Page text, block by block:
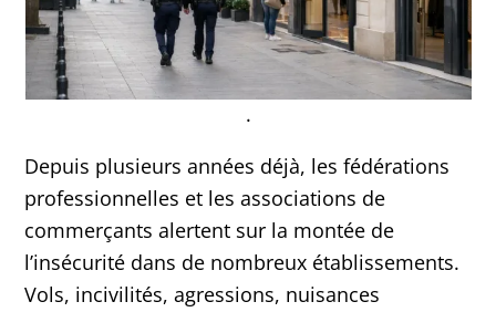
.
Depuis plusieurs années déjà, les fédérations
professionnelles et les associations de
commerçants alertent sur la montée de
l’insécurité dans de nombreux établissements.
Vols, incivilités, agressions, nuisances